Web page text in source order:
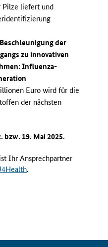
Pilze liefert und
Beschleunigung der
zu innovativen
Influenza-
Euro wird für die
der nächsten
19. Mai 2025.
Ihr Ansprechpartner
.